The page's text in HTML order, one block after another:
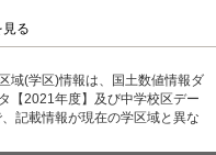
る
域(学区)情報は、国土数値情報ダ
【2021年度】及び中学校区デー
記載情報が現在の学区域と異な